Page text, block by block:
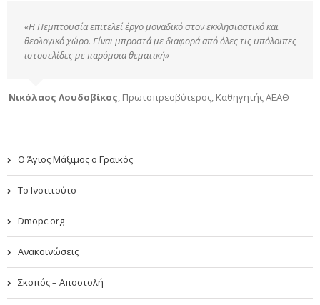
«Η Πεμπτουσία επιτελεί έργο μοναδικό στον εκκλησιαστικό και
θεολογικό χώρο. Είναι μπροστά με διαφορά από όλες τις υπόλοιπες
ιστοσελίδες με παρόμοια θεματική»
Νικόλαος Λουδοβίκος, Πρωτοπρεσβύτερος, Καθηγητής ΑΕΑΘ
Ο Άγιος Μάξιμος ο Γραικός
Το Ινστιτούτο
Dmopc.org
Ανακοινώσεις
Σκοπός – Αποστολή